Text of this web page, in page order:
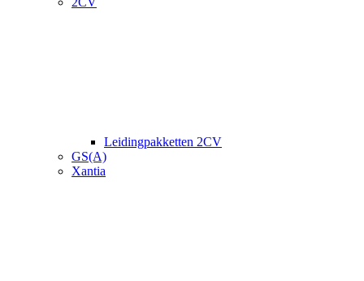
Leidingpakketten 2CV
GS(A)
Xantia